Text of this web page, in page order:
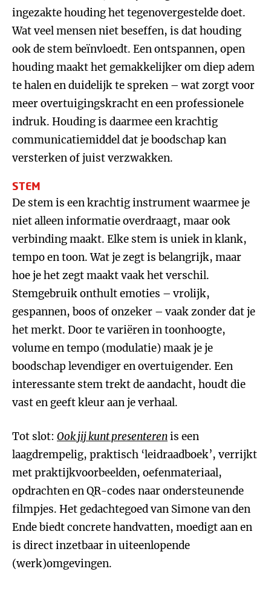
ingezakte houding het tegenovergestelde doet.
Wat veel mensen niet beseffen, is dat houding
ook de stem beïnvloedt. Een ontspannen, open
houding maakt het gemakkelijker om diep adem
te halen en duidelijk te spreken – wat zorgt voor
meer overtuigingskracht en een professionele
indruk. Houding is daarmee een krachtig
communicatiemiddel dat je boodschap kan
versterken of juist verzwakken.
STEM
De stem is een krachtig instrument waarmee je
niet alleen informatie overdraagt, maar ook
verbinding maakt. Elke stem is uniek in klank,
tempo en toon. Wat je zegt is belangrijk, maar
hoe je het zegt maakt vaak het verschil.
Stemgebruik onthult emoties – vrolijk,
gespannen, boos of onzeker – vaak zonder dat je
het merkt. Door te variëren in toonhoogte,
volume en tempo (modulatie) maak je je
boodschap levendiger en overtuigender. Een
interessante stem trekt de aandacht, houdt die
vast en geeft kleur aan je verhaal.
Tot slot: Ook jij kunt presenterenis een
laagdrempelig, praktisch ‘leidraadboek’, verrijkt
met praktijkvoorbeelden, oefenmateriaal,
opdrachten en QR-codes naar ondersteunende
filmpjes. Het gedachtegoed van Simone van den
Ende biedt concrete handvatten, moedigt aan en
is direct inzetbaar in uiteenlopende
(werk)omgevingen.